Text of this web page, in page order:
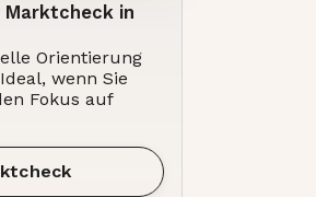
Marktcheck in
Orientierung
wenn Sie
Fokus auf